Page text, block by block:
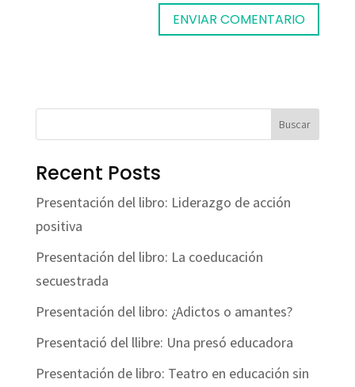
Buscar
Recent Posts
Presentación del libro: Liderazgo de acción
positiva
Presentación del libro: La coeducación
secuestrada
Presentación del libro: ¿Adictos o amantes?
Presentació del llibre: Una presó educadora
Presentación de libro: Teatro en educación sin